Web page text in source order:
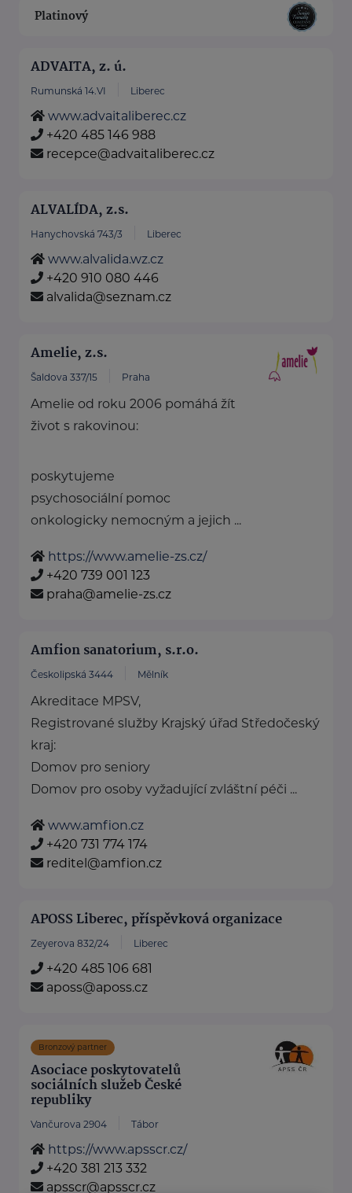
Platinový
ADVAITA, z. ú.
Rumunská 14.VI Liberec
www.advaitaliberec.cz
+420 485 146 988
recepce@advaitaliberec.cz
ALVALÍDA, z.s.
Hanychovská 743/3 Liberec
www.alvalida.wz.cz
+420 910 080 446
alvalida@seznam.cz
Amelie, z.s.
Šaldova 337/15 Praha
Amelie od roku 2006 pomáhá žít
život s rakovinou:
poskytujeme
psychosociální pomoc
onkologicky nemocným a jejich ...
https://www.amelie-zs.cz/
+420 739 001 123
praha@amelie-zs.cz
Amfion sanatorium, s.r.o.
Českolipská 3444 Mělník
Akreditace MPSV,
Registrované služby Krajský úřad Středočeský
kraj:
Domov pro seniory
Domov pro osoby vyžadující zvláštní péči ...
www.amfion.cz
+420 731 774 174
reditel@amfion.cz
APOSS Liberec, příspěvková organizace
Zeyerova 832/24 Liberec
+420 485 106 681
aposs@aposs.cz
Bronzový partner
Asociace poskytovatelů
sociálních služeb České
republiky
Vančurova 2904 Tábor
https://www.apsscr.cz/
+420 381 213 332
apsscr@apsscr.cz